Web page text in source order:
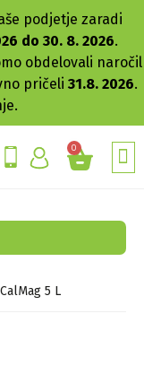
podjetje zaradi
do 30. 8. 2026.
obdelovali naročil
pričeli 31.8. 2026.
0
5 L